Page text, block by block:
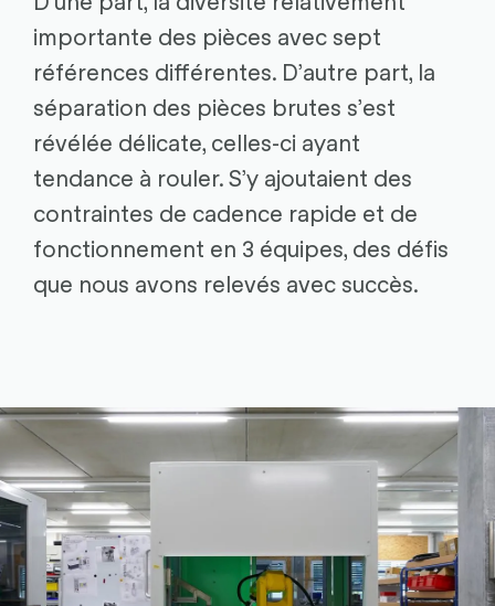
importante des pièces avec sept
références différentes. D’autre part, la
séparation des pièces brutes s’est
révélée délicate, celles-ci ayant
tendance à rouler. S’y ajoutaient des
contraintes de cadence rapide et de
fonctionnement en 3 équipes, des défis
que nous avons relevés avec succès.